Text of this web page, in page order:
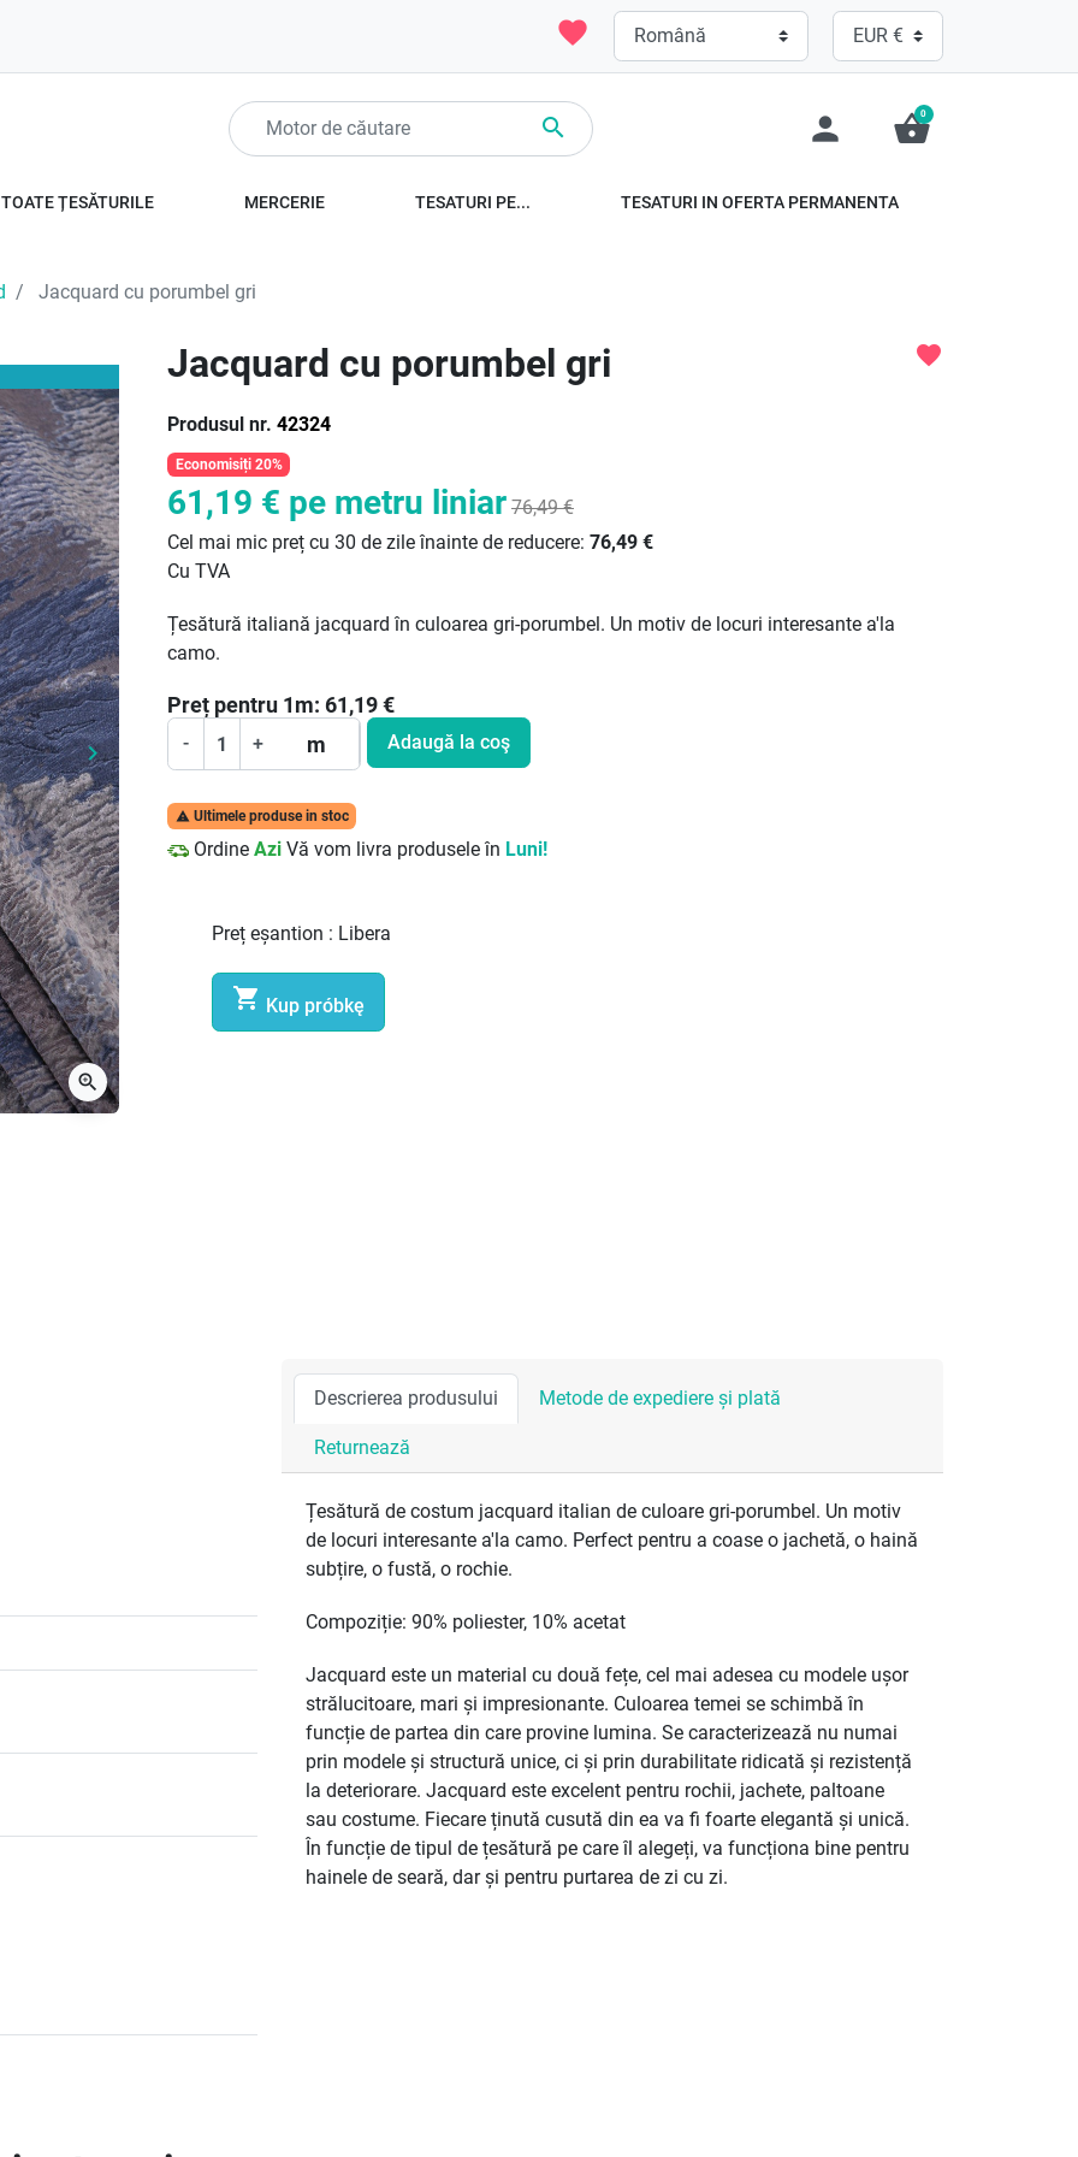
favorite
 person shopping_basket
0
TOATE ȚESĂTURILE MERCERIE TESATURI PE... TESATURI IN OFERTA PERMANENTA
Jacquard cu porumbel gri
Următor
keyboard_arrow_right
zoom_in
Jacquard cu porumbel gri
Produsul nr. 42324
favorite
Economisiți 20%
61,19 € pe metru liniar 76,49 €
Cel mai mic preț cu 30 de zile înainte de reducere: 76,49 €
Cu TVA
Țesătură italiană jacquard în culoarea gri-porumbel. Un motiv de locuri interesante a'la
camo.
Preț pentru 1m: 61,19€
- + m Adaugă la coş
 Ultimele produse in stoc
Ordine Azi Vă vom livra produsele în Luni!
Preț eșantion : Libera
 Kup próbkę
Descrierea produsului Metode de expediere și plată
Returnează
Țesătură de costum jacquard italian de culoare gri-porumbel. Un motiv
de locuri interesante a'la camo. Perfect pentru a coase o jachetă, o haină
subțire, o fustă, o rochie.
Compoziție: 90% poliester, 10% acetat
Jacquard este un material cu două fețe, cel mai adesea cu modele ușor
strălucitoare, mari și impresionante. Culoarea temei se schimbă în
funcție de partea din care provine lumina. Se caracterizează nu numai
prin modele și structură unice, ci și prin durabilitate ridicată și rezistență
la deteriorare. Jacquard este excelent pentru rochii, jachete, paltoane
sau costume. Fiecare ținută cusută din ea va fi foarte elegantă și unică.
În funcție de tipul de țesătură pe care îl alegeți, va funcționa bine pentru
hainele de seară, dar și pentru purtarea de zi cu zi.